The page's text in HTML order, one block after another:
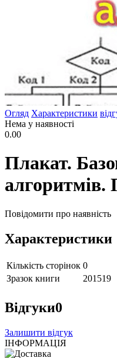
Огляд Характеристики
Нема у наявності
0.00
Плакат.
алгоритмів.
Повідомити про наявність
Характеристики
Кількість сторінок 0
Зразок книги
201519
Відгуки0
Залишити відгук
ІНФОРМАЦІЯ